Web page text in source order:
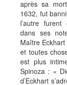
après sa
1632, fut
l’autre furent
dans ses
Maître Eckhart
et toutes
est plus
Spinoza : «
d’Eckhart